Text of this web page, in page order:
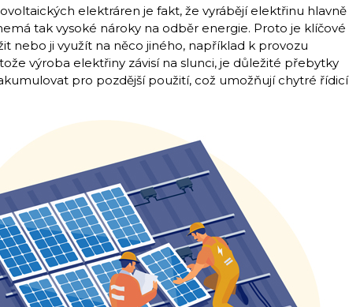
elektráren je fakt, že vyrábějí elektřinu hlavně
tak vysoké nároky na odběr energie. Proto je klíčové
nebo ji využít na něco jiného, například k provozu
výroba elektřiny závisí na slunci, je důležité přebytky
pro pozdější použití, což umožňují chytré řídicí